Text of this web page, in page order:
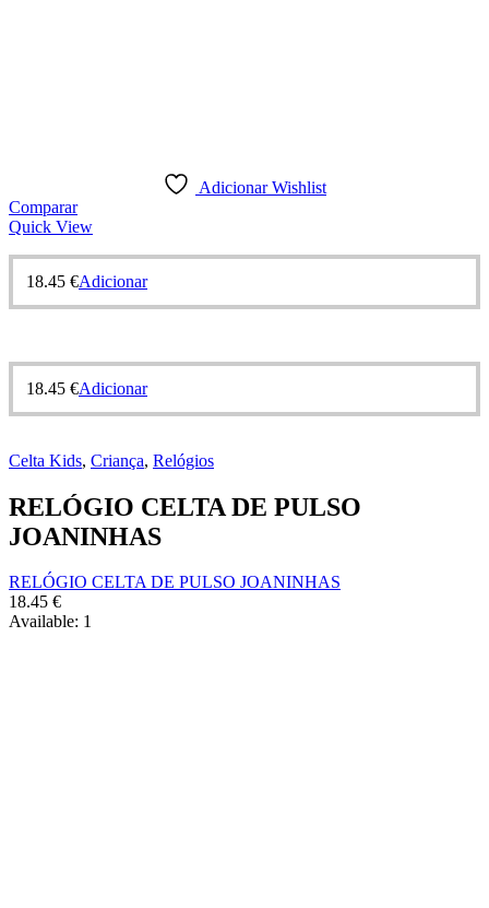
Adicionar Wishlist
Comparar
Quick View
18.45 €Adicionar
18.45 €Adicionar
Celta Kids, Criança, Relógios
RELÓGIO CELTA DE PULSO
JOANINHAS
RELÓGIO CELTA DE PULSO JOANINHAS
18.45 €
Available: 1